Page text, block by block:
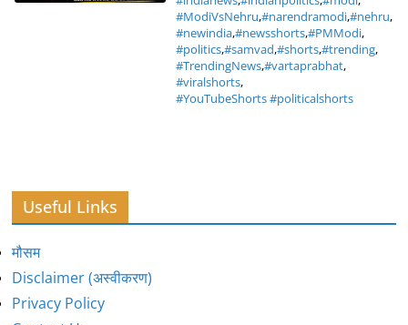
#ModiVsNehru,#narendramodi,#nehru,
#newindia,#newsshorts,#PMModi,
#politics,#samvad,#shorts,#trending,
#TrendingNews,#vartaprabhat,
#viralshorts,
#YouTubeShorts #politicalshorts
Useful Links
मौसम
Disclaimer (अस्वीकरण)
Privacy Policy